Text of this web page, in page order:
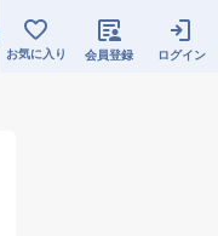
お気に入り 会員登録 ログイン